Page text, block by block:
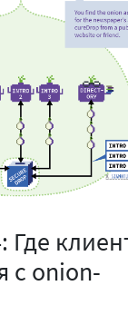
Где
с onion-